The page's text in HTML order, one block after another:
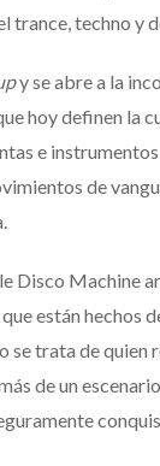
trance, techno y
y se abre a la
hoy definen la
e
de
Disco Machine
están hechos
se trata de quien
de un